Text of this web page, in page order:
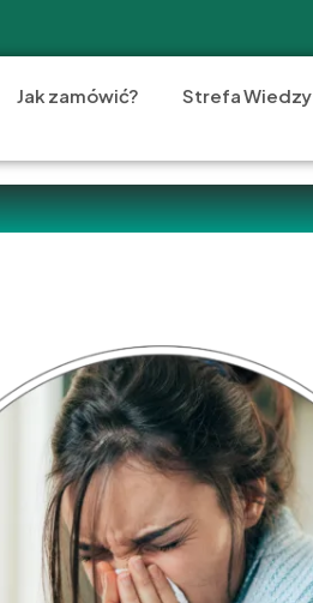
Jak zamówić? Strefa Wiedzy